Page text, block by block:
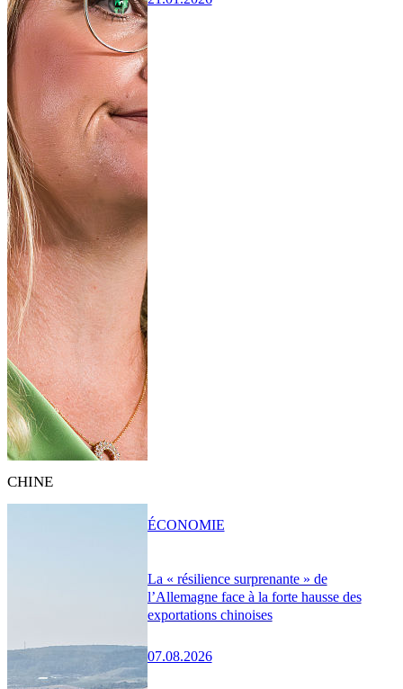
CHINE
La « résilience surprenante » de
l’Allemagne face à la forte hausse des
exportations chinoises
07.08.2026
ÉCONOMIE